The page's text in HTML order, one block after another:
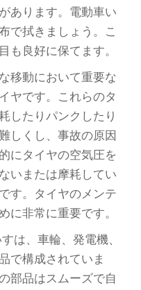
あります。電動車い
で拭きましょう。こ
も良好に保てます。
移動において重要な
ヤです。これらのタ
したりパンクしたり
しくし、事故の原因
にタイヤの空気圧を
いまたは摩耗してい
す。タイヤのメンテ
に非常に重要です。
は、車輪、発電機、
で構成されていま
部品はスムーズで自